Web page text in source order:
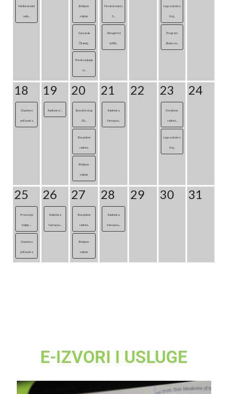
Međunarodni
onlin...
Brbljave
srijede
Sastanak
Čitatelj...
Predstavljanje
sl...
Hrvatski dani u
S...
Okrugli stol
&#82...
Lego subote u
Knj...
Program
„Bebe u k...
18
Glazbena
pričaonica
19
Radionica “...
20
8.stručni skup
OS...
Besplatne
radioni...
Brbljave
srijede
21
Radionica
Samopou...
22 23
Kreativne
radioni...
Lego subote u
Knj...
24
25
Promocija
knjige ...
Glazbena
pričaonica
26
Radionica
Samopou...
27
Besplatne
radioni...
Brbljave
srijede
28
Radionica
Samopou...
29 30 31
E-IZVORI I USLUGE